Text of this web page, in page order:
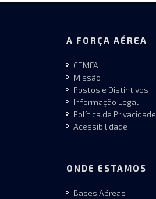
A FORÇA AÉREA
CEMFA
Missão
Postos e Distintivos
Informação Legal
Política de Privacidade
Acessibilidade
ONDE ESTAMOS
Bases Aéreas